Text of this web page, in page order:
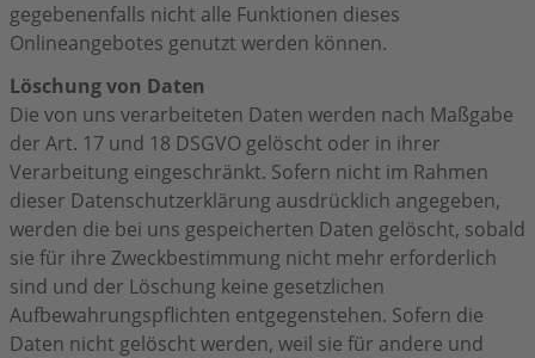
gegebenenfalls nicht alle Funktionen dieses
Onlineangebotes genutzt werden können.
Löschung von Daten
Die von uns verarbeiteten Daten werden nach Maßgabe
der Art. 17 und 18 DSGVO gelöscht oder in ihrer
Verarbeitung eingeschränkt. Sofern nicht im Rahmen
dieser Datenschutzerklärung ausdrücklich angegeben,
werden die bei uns gespeicherten Daten gelöscht, sobald
sie für ihre Zweckbestimmung nicht mehr erforderlich
sind und der Löschung keine gesetzlichen
Aufbewahrungspflichten entgegenstehen. Sofern die
Daten nicht gelöscht werden, weil sie für andere und